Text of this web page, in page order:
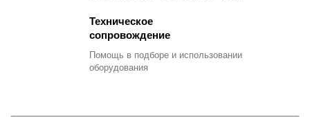
Техническое
сопровождение
Помощь в подборе и использовании
оборудования